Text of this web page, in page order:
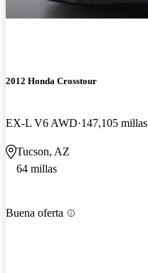
2012 Honda Crosstour
EX-L V6 AWD 147,105 millas
Tucson, AZ
64 millas
Buena oferta